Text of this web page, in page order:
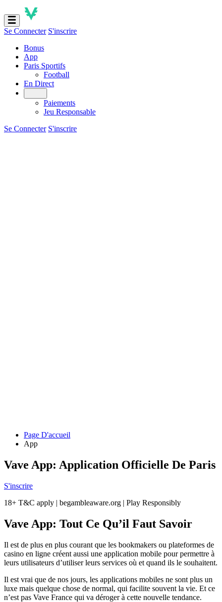
Se Connecter S'inscrire
Bonus
App
Paris Sportifs
Football
En Direct
Paiements
Jeu Responsable
Se Connecter S'inscrire
Page D'accueil
App
Vave App: Application Officielle De Paris
S'inscrire
18+ T&C apply | begambleaware.org | Play Responsibly
Vave App: Tout Ce Qu’il Faut Savoir
Il est de plus en plus courant que les bookmakers ou plateformes de
casino en ligne créent aussi une application mobile pour permettre à
leurs utilisateurs d’utiliser leurs services où et quand ils le souhaitent.
Il est vrai que de nos jours, les applications mobiles ne sont plus un
luxe mais quelque chose de normal, qui facilite souvent la vie. Et ce
n’est pas Vave France qui va déroger à cette nouvelle tendance.